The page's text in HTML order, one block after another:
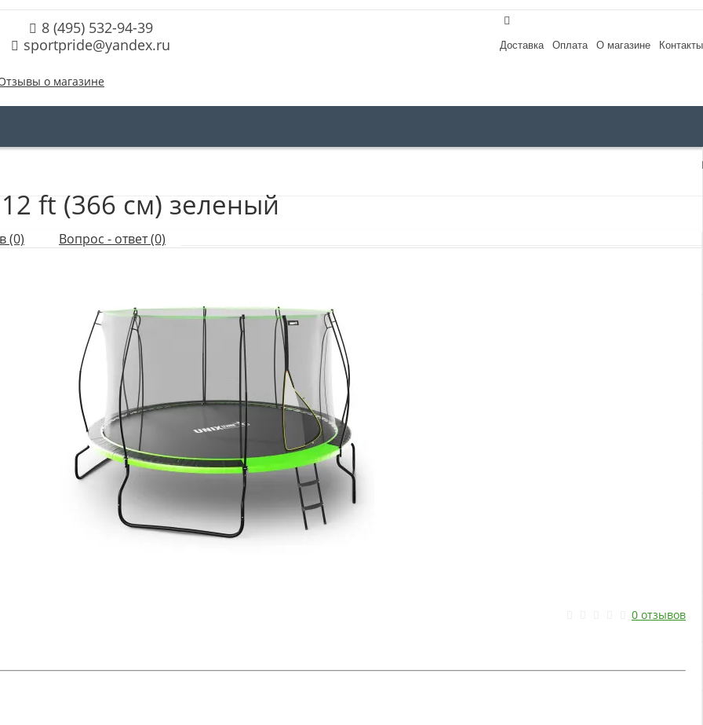
Доставка Оплата О магазине Контакты
8 (495) 532-94-39
sportpride@yandex.ru
о магазине
ft (366 см) зеленый
(0) Вопрос - ответ (0)
0 отзывов